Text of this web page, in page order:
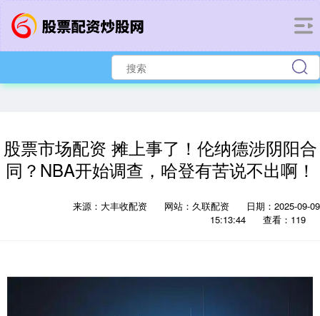
股票市场配资 摊上事了！伦纳德涉阴阳合
同？NBA开始调查，哈登有苦说不出啊！
来源：大丰收配资 网站：久联配资
日期：2025-09-09
15:13:44
查看：119